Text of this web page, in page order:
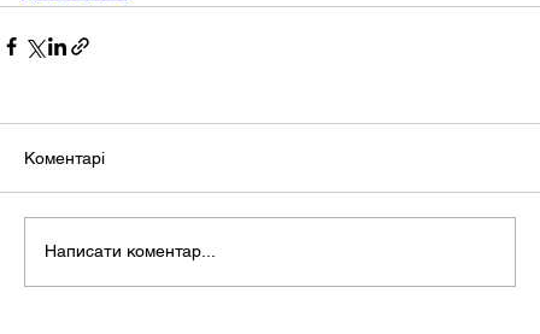
Коментарі
Написати коментар...